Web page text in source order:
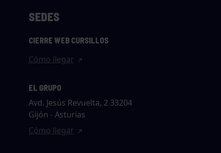
SEDES
CIERRE WEB CURSILLOS
Cómo llegar
EL GRUPO
Avd. Jesús Revuelta, 2 33204
Gijón - Asturias
Cómo llegar